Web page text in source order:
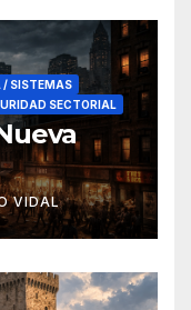
/ SISTEMAS
SECTORIAL
VIDAL